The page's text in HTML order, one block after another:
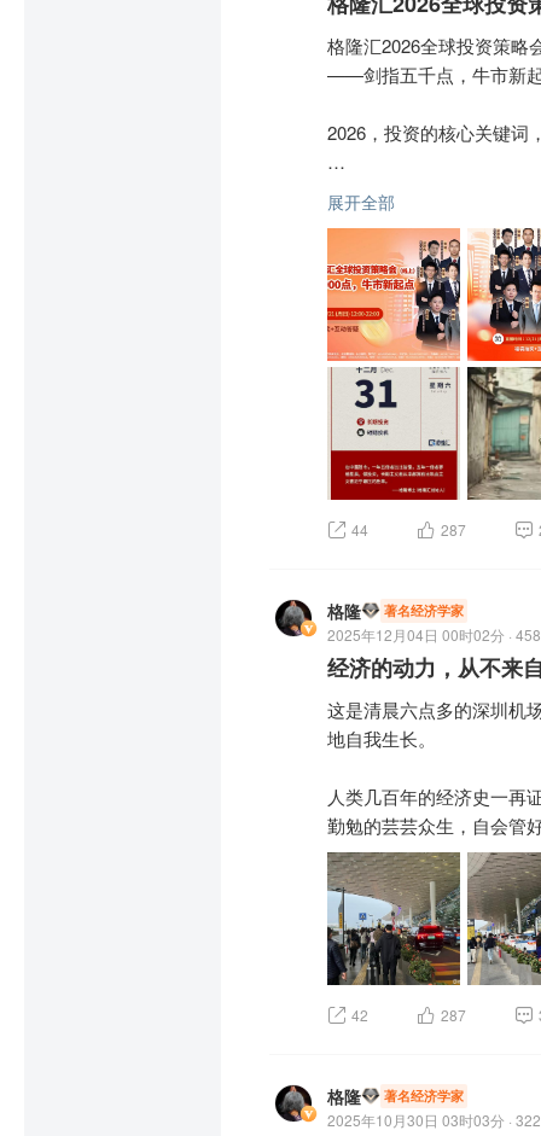
所以你无需感谢任何人，
你总得相信一点什么东
山回路转不见君，雪上空
江湖路远，不会有人陪伴
马上新年了，陌生人，
幸福。
但我不会陪你。我有我自
你也一样！
格隆汇2026全球投资策略
——剑指五千点，牛市新
2026，投资的核心关键词
美联储明年到底降息几次
会不会有热战？房地产究
究竟是带来持续的福泽
再上，还是后继乏力，敷
诸如此类，无数的不确定
点也是确定无疑的。这种
一直秉持“全球视野，下
的逻辑、最全球化的估值
题，让您无需在迷雾中匍
格隆汇会同时在会场现场
12月21日，我们不见不散
展开全部
44 287
格隆 著名经济学家
2025年12月04日 00时02分 ·
经济的动力，从不来
这是清晨六点多的深圳机
地自我生长。
人类几百年的经济史一再
勤勉的芸芸众生，自会管
42 287
格隆 著名经济学家
2025年10月30日 03时03分 ·